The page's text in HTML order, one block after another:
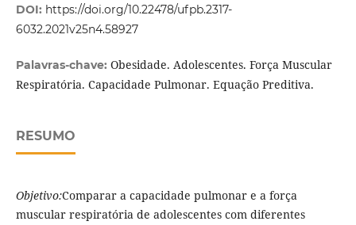
DOI: https://doi.org/10.22478/ufpb.2317-
6032.2021v25n4.58927
Palavras-chave: Obesidade. Adolescentes. Força Muscular
Respiratória. Capacidade Pulmonar. Equação Preditiva.
RESUMO
Objetivo:Comparar a capacidade pulmonar e a força
muscular respiratória de adolescentes com diferentes